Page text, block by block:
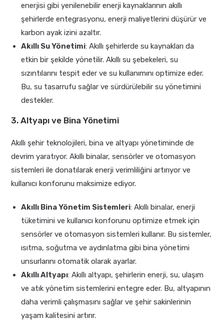
enerjisi gibi yenilenebilir enerji kaynaklarının akıllı
şehirlerde entegrasyonu, enerji maliyetlerini düşürür ve
karbon ayak izini azaltır.
Akıllı Su Yönetimi: Akıllı şehirlerde su kaynakları da
etkin bir şekilde yönetilir. Akıllı su şebekeleri, su
sızıntılarını tespit eder ve su kullanımını optimize eder.
Bu, su tasarrufu sağlar ve sürdürülebilir su yönetimini
destekler.
3. Altyapı ve Bina Yönetimi
Akıllı şehir teknolojileri, bina ve altyapı yönetiminde de
devrim yaratıyor. Akıllı binalar, sensörler ve otomasyon
sistemleri ile donatılarak enerji verimliliğini artırıyor ve
kullanıcı konforunu maksimize ediyor.
Akıllı Bina Yönetim Sistemleri: Akıllı binalar, enerji
tüketimini ve kullanıcı konforunu optimize etmek için
sensörler ve otomasyon sistemleri kullanır. Bu sistemler,
ısıtma, soğutma ve aydınlatma gibi bina yönetimi
unsurlarını otomatik olarak ayarlar.
Akıllı Altyapı: Akıllı altyapı, şehirlerin enerji, su, ulaşım
ve atık yönetim sistemlerini entegre eder. Bu, altyapının
daha verimli çalışmasını sağlar ve şehir sakinlerinin
yaşam kalitesini artırır.